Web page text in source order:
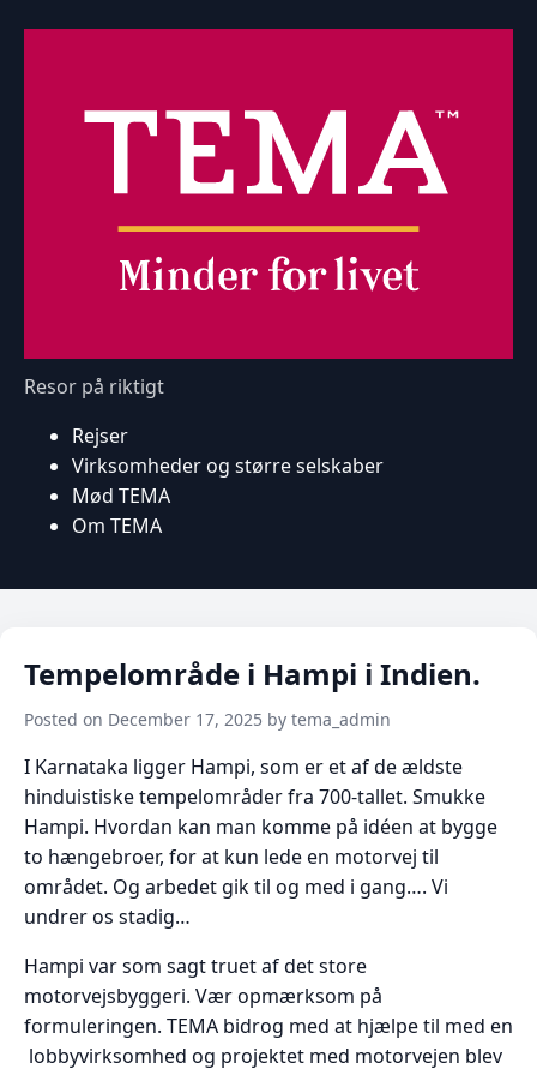
Resor på riktigt
Rejser
Virksomheder og større selskaber
Mød TEMA
Om TEMA
Tempelområde i Hampi i Indien.
Posted on December 17, 2025 by tema_admin
I Karnataka ligger Hampi, som er et af de ældste
hinduistiske tempelområder fra 700-tallet. Smukke
Hampi. Hvordan kan man komme på idéen at bygge
to hængebroer, for at kun lede en motorvej til
området. Og arbedet gik til og med i gang…. Vi
undrer os stadig…
Hampi var som sagt truet af det store
motorvejsbyggeri. Vær opmærksom på
formuleringen. TEMA bidrog med at hjælpe til med en
lobbyvirksomhed og projektet med motorvejen blev